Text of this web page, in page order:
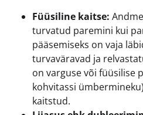
Füüsiline kaitse:
turvatud paremini kui
pääsemiseks on vaja
turvaväravad ja
on varguse või füüsilise
kohvitassi
kaitstud.